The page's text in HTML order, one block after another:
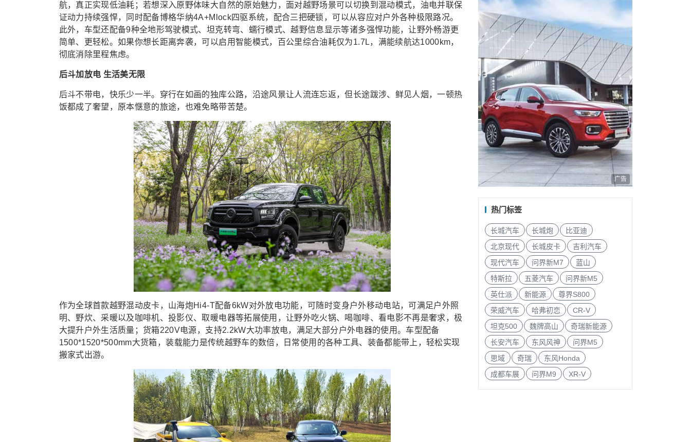
航，真正实现低油耗；若想深入原野体味大自然的原始魅力，面对越野场景可以切换到混动模式，油电并联保
证动力持续强悍，同时配备博格华纳4A+Mlock四驱系统，配合三把硬锁，可以从容应对户外各种极限路况。
此外，车型还配备9种全地形驾驶模式、坦克转弯、蠕行模式、越野信息显示等诸多强悍功能，让野外畅游更
简单、更轻松。如果你想长距离奔袭，可以启用智能模式，百公里综合油耗仅为1.7L，满能续航达1000km，
彻底消除里程焦虑。
后斗加放电 生活美无限
后斗不带电，快乐少一半。穿行在如画的独库公路，沿途风景让人流连忘返，但长途跋涉、鲜见人烟，一顿热
饭都成了奢望，原本惬意的旅途，也难免略带苦楚。
作为全球首款越野混动皮卡，山海炮Hi4-T配备6kW对外放电功能，可随时变身户外移动电站，可满足户外照
明、野炊、采暖以及咖啡机、投影仪、取暖电器等拓展使用，让野外吃火锅、喝咖啡、看电影不再是奢求，极
大提升户外生活质量；货箱220V电源，支持2.2kW大功率放电，满足大部分户外电器的使用。车型配备
1500*1520*500mm大货箱，装载能力是传统越野车的数倍，日常使用的各种工具、装备都能带上，轻松实现
搬家式出游。
广告
热门标签
长城汽车 长城炮
比亚迪
北京现代
长城皮卡
吉利汽车
现代汽车
问界新M7
蓝山
特斯拉
五菱汽车
问界新M5
英仕派
新能源
尊界S800
荣威汽车
哈弗初恋
CR-V
坦克500
魏牌高山
奇瑞新能源
长安汽车
东风风神
问界M5
思域
奇瑞
东风Honda
成都车展
问界M9 XR-V